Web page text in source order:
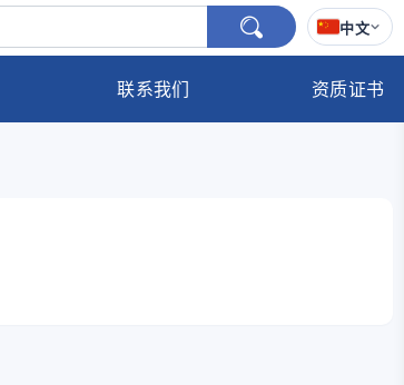
联系我们 资质证书
中文